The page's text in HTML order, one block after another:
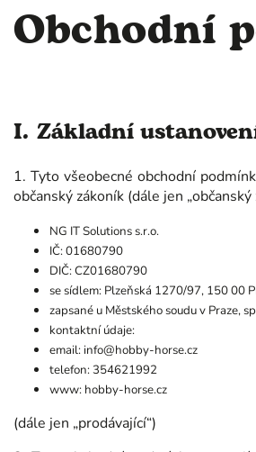
Obchodní
I. Základní
1. Tyto všeobecné obchodní
občanský zákoník (dále jen „občanský
NG IT Solutions s.r.o.
IČ: 01680790
DIČ: CZ01680790
se sídlem: Plzeňská 1270/97, 150 00
zapsané u Městského soudu v
kontaktní údaje:
email: info@hobby-horse.cz
telefon: 354621992
www: hobby-horse.cz
(dále jen „prodávající“)